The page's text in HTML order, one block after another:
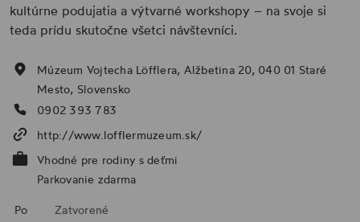
kultúrne podujatia a výtvarné workshopy – na svoje si
teda prídu skutočne všetci návštevníci.
Múzeum Vojtecha Löfflera, Alžbetina 20, 040 01 Staré
Mesto, Slovensko
0902 393 783
http://www.lofflermuzeum.sk/
Vhodné pre rodiny s deťmi
Parkovanie zdarma
Po
Zatvorené